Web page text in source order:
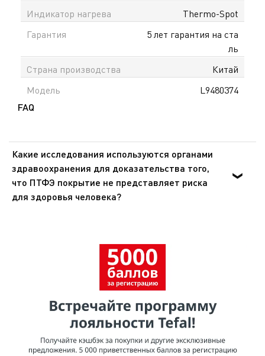
Индикатор нагрева
Thermo-Spot
Гарантия
5 лет гарантия на ста
ль
Страна производства
Китай
Модель
L9480374
FAQ
Какие исследования используются органами
здравоохранения для доказательства того,
что ПТФЭ покрытие не представляет риска
для здоровья человека?
попадании внутрь. Эти же органы подтвердили, что
покрытия из ПТФЭ не представляют опасности для
здоровья при использовании в посуде для
проведенному МАИР (Международное агентство по
изучению рака), ВОЗ (Всемирная организация
здравоохранения) отнесла ПТФЭ к группе 3 [Том 19, 288
(1979) и Дополнение 7.70 (1987)], признав, что он не